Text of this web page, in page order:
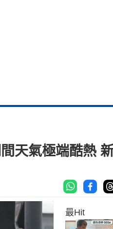
天氣極端酷熱
最Hit